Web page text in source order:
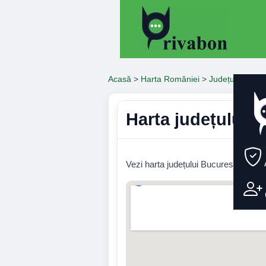
Acasă > Harta României > Județul
Harta județului
Vezi harta județului Bucuresti cu